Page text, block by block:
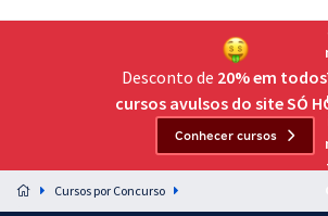
Assinatura OAB Até Passar
Acesso ilimitado a toda preparação para o Exame da
Preparação completa e intensiva para as principais
residências em saúde do Brasil
Desconto de 20% em
cursos avulsos do site SÓ
Conhecer cursos
Cursos por Concurso